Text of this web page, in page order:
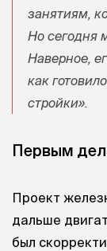
занятиям,
Но сегодня
Наверное,
как
стройки».
Первым
Проект
дальше
был